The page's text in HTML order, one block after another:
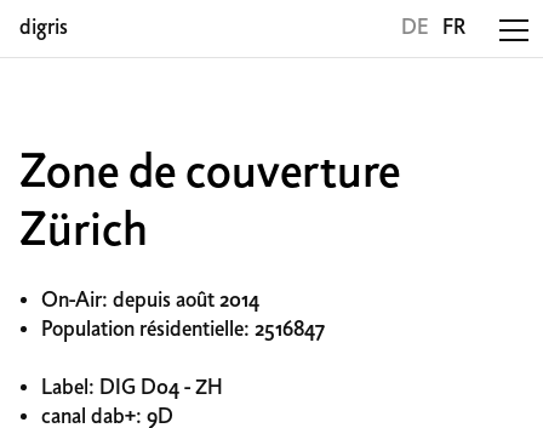
digris DE FR
Zone de couverture
Zürich
On-Air: depuis août 2014
Population résidentielle: 2516847
Label: DIG D04 - ZH
canal dab+: 9D